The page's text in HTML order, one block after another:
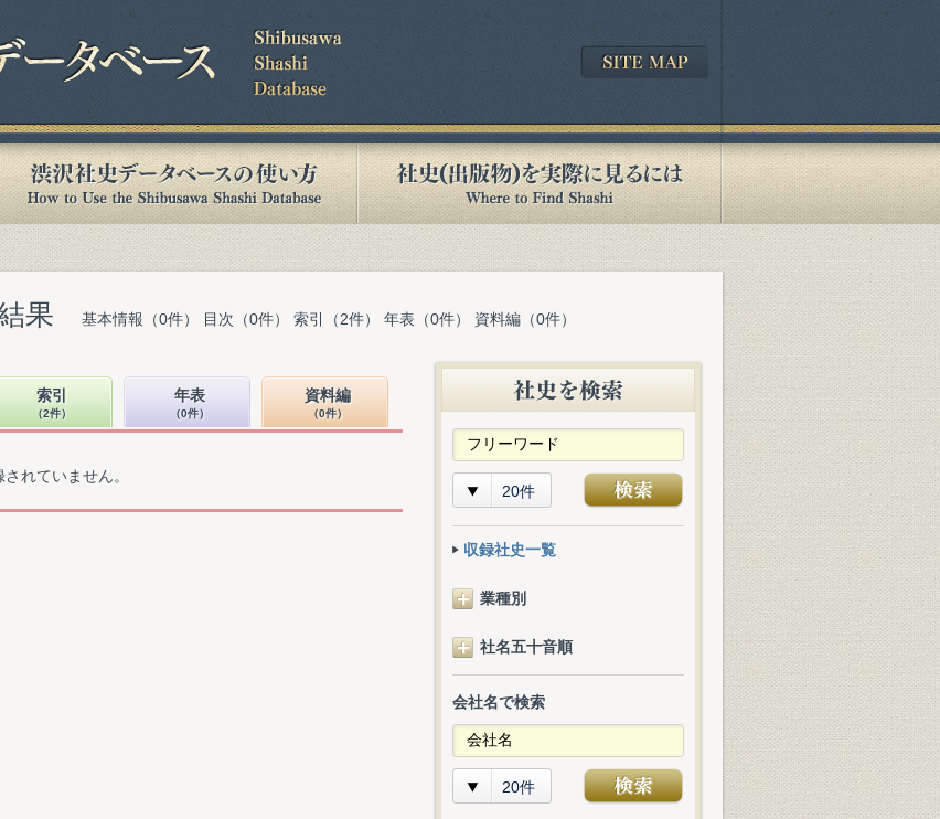
果 基本情報（0件） 目次（0件） 索引（2件） 年表（0件） 資料編（0件）
索引
（2件）
年表
（0件）
資料編
（0件）
れていません。
20件
収録社史一覧
業種別
社名五十音順
会社名で検索
20件